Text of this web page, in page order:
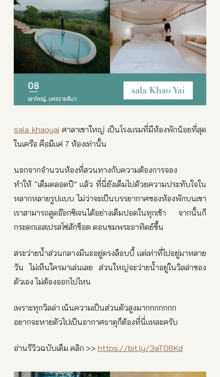
sala khaoyai ศาลาเขาใหญ่ เป็นโรงแรมที่มีห้องพักน้อยที่สุด
ในเครือ คือมีแค่ 7 ห้องเท่านั้น
นอกจากจำนวนห้องที่สวนทางกับความต้องการจอง
ทำให้ “เต็มตลอดปี” แล้ว ที่นี่ยังเต็มไปด้วยความประทับใจใน
หลากหลายรูปแบบ ไม่ว่าจะเป็นบรรยากาศของห้องพักบนเขา
เราสามารถสูดอ๊อกซิเจนได้อย่างเต็มปอดในทุกเช้า จากนั้นก็
กระดกเอสเปรสโซ่สักช็อต ตอนชมพระอาทิตย์ขึ้น
สระว่ายน้ำส่วนกลางมีนะอยู่ตรงล็อบบี้ แต่เท่าที่ไปอยู่มาหลาย
วัน ไม่เห็นใครมาเล่นเลย ส่วนใหญ่จะว่ายน้ำอยู่ในวิลล่าของ
ตัวเอง ไม่ต้องออกไปไหน
เพราะทุกวิลล่า เน้นความเป็นส่วนตัวสูงมากกกกกกก
อยากจะหายตัวไปเป็นอากาศธาตุก็ต้องที่นี่แหละครับ
อ่านรีวิวฉบับเต็ม คลิก >> https://bit.ly/3aT08Kd